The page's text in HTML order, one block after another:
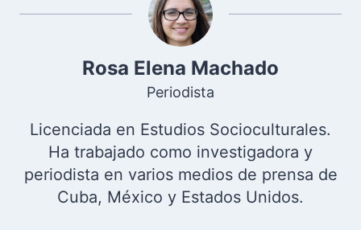
Rosa Elena Machado
Periodista
Licenciada en Estudios Socioculturales.
Ha trabajado como investigadora y
periodista en varios medios de prensa de
Cuba, México y Estados Unidos.